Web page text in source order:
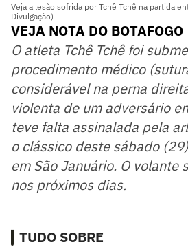
Veja a lesão sofrida por Tchê Tchê na partida
Divulgação)
VEJA NOTA DO BOTAFOGO
O atleta Tchê Tchê foi
procedimento médico
considerável na perna
violenta de um adversário
teve falta assinalada pela
o clássico deste sábado
em São Januário. O volante
nos próximos dias.
TUDO SOBRE